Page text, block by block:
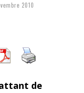
2010
de